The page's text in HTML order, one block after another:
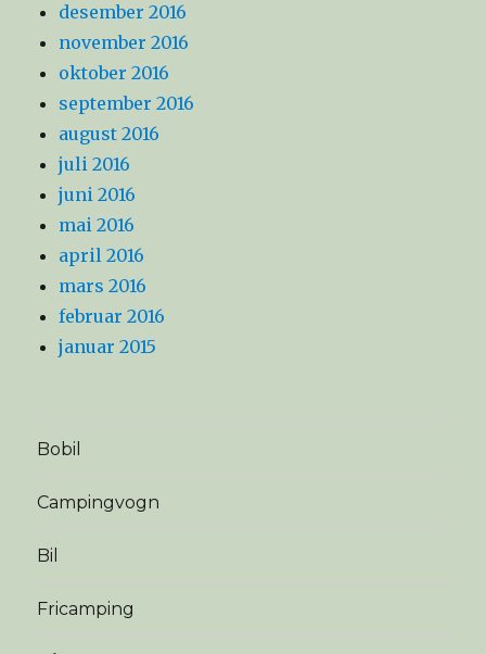
desember 2016
november 2016
oktober 2016
september 2016
august 2016
juli 2016
juni 2016
mai 2016
april 2016
mars 2016
februar 2016
januar 2015
Bobil
Campingvogn
Bil
Fricamping